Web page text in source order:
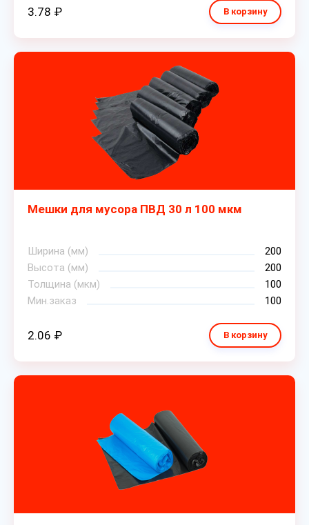
3.78 ₽ В корзину
Мешки для мусора ПВД 30 л 100 мкм
Ширина (мм)
200
Высота (мм)
200
Толщина (мкм)
100
Мин.заказ
100
2.06 ₽ В корзину